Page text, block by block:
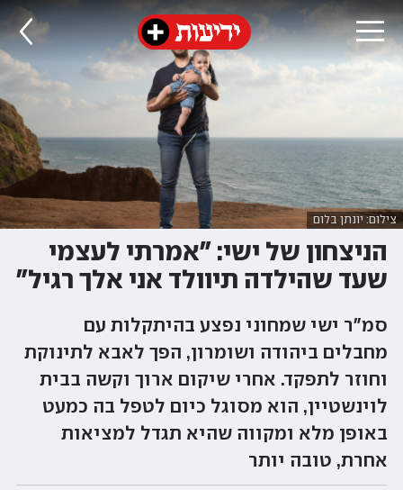
צילום: יונתן בלום
הניצחון של ישי: "אמרתי לעצמי
שעד שהילדה תיוולד אני אלך רגיל"
סמ"ר ישי שמחוני נפצע בהיתקלות עם
מחבלים ביהודה ושומרון, הפך לאבא לתינוקת
וחוזר לתפקד. אחרי שיקום ארוך וקשה בבית
לוינשטיין, הוא מסוגל כיום לטפל בה כמעט
באופן מלא ומקווה שהיא תגדל למציאות
אחרת, טובה יותר